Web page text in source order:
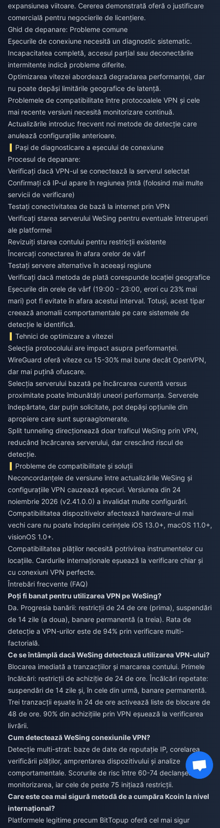
expansiunea viitoare. Cererea demonstrată oferă o justificare
comercială pentru negocierile de licențiere.
Ghid de depanare: Probleme comune
Eșecurile de conexiune necesită un diagnostic sistematic.
Incapacitatea completă, accesul parțial sau deconectările
intermitente indică probleme diferite.
Optimizarea vitezei abordează degradarea performanței, dar
nu poate depăși limitările geografice de latență.
Problemele de compatibilitate între protocoalele VPN și cele
mai recente versiuni necesită monitorizare continuă.
Actualizările introduc frecvent noi metode de detecție care
anulează configurațiile anterioare.
Pași de diagnosticare a eșecului de conexiune
Procesul de depanare:
Verificați dacă VPN-ul se conectează la serverul selectat
Confirmați că IP-ul apare în regiunea țintă (folosind mai multe
servicii de verificare)
Testați conectivitatea de bază la internet prin VPN
Verificați starea serverului WeSing pentru eventuale întreruperi
ale platformei
Revizuiți starea contului pentru restricții existente
Încercați conectarea în afara orelor de vârf
Testați servere alternative în aceeași regiune
Verificați dacă metoda de plată corespunde locației geografice
Eșecurile din orele de vârf (19:00 - 23:00, erori cu 23% mai
mari) pot fi evitate în afara acestui interval. Totuși, acest tipar
creează anomalii comportamentale pe care sistemele de
detecție le identifică.
Tehnici de optimizare a vitezei
Selecția protocolului are impact asupra performanței.
WireGuard oferă viteze cu 15-30% mai bune decât OpenVPN,
dar mai puțină ofuscare.
Selecția serverului bazată pe încărcarea curentă versus
proximitate poate îmbunătăți uneori performanța. Serverele
îndepărtate, dar puțin solicitate, pot depăși opțiunile din
apropiere care sunt supraaglomerate.
Split tunneling direcționează doar traficul WeSing prin VPN,
reducând încărcarea serverului, dar crescând riscul de
detecție.
Probleme de compatibilitate și soluții
Neconcordanțele de versiune între actualizările WeSing și
configurațiile VPN cauzează eșecuri. Versiunea din 24
noiembrie 2026 (v2.41.0.0) a invalidat multe configurări.
Compatibilitatea dispozitivelor afectează hardware-ul mai
vechi care nu poate îndeplini cerințele iOS 13.0+, macOS 11.0+,
visionOS 1.0+.
Compatibilitatea plăților necesită potrivirea instrumentelor cu
locațiile. Cardurile internaționale eșuează la verificare chiar și
cu conexiuni VPN perfecte.
Întrebări frecvente (FAQ)
Poți fi banat pentru utilizarea VPN pe WeSing?
Da. Progresia banării: restricții de 24 de ore (prima), suspendări
de 14 zile (a doua), banare permanentă (a treia). Rata de
detecție a VPN-urilor este de 94% prin verificare multi-
factorială.
Ce se întâmplă dacă WeSing detectează utilizarea VPN-ului?
Blocarea imediată a tranzacțiilor și marcarea contului. Primele
încălcări: restricții de achiziție de 24 de ore. Încălcări repetate:
suspendări de 14 zile și, în cele din urmă, banare permanentă.
Trei tranzacții eșuate în 24 de ore activează liste de blocare de
48 de ore. 90% din achizițiile prin VPN eșuează la verificarea
livrării.
Cum detectează WeSing conexiunile VPN?
Detecție multi-strat: baze de date de reputație IP, corelarea
verificării plăților, amprentarea dispozitivului și analize
comportamentale. Scorurile de risc între 60-74 declanșează
monitorizarea, iar cele de peste 75 inițiază restricții.
Care este cea mai sigură metodă de a cumpăra Kcoin la nivel
internațional?
Platformele legitime precum BitTopup oferă cel mai sigur